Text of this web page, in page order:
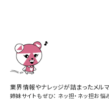
業界情報やナレッジが詰まったメル
姉妹サイトもぜひ： ネッ担・ ネッ担お悩